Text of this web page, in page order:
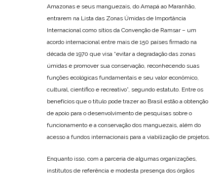
Amazonas e seus manguezais, do Amapá ao Maranhão,
entrarem na Lista das Zonas Úmidas de Importância
Internacional como sítios da Convenção de Ramsar – um
acordo internacional entre mais de 150 países firmado na
década de 1970 que visa “evitar a degradação das zonas
úmidas e promover sua conservação, reconhecendo suas
funções ecológicas fundamentais e seu valor econômico,
cultural, científico e recreativo”, segundo estatuto. Entre os
benefícios que o título pode trazer ao Brasil estão a obtenção
de apoio para o desenvolvimento de pesquisas sobre o
funcionamento e a conservação dos manguezais, além do
acesso a fundos internacionais para a viabilização de projetos.
Enquanto isso, com a parceria de algumas organizações,
institutos de referência e modesta presença dos órgãos